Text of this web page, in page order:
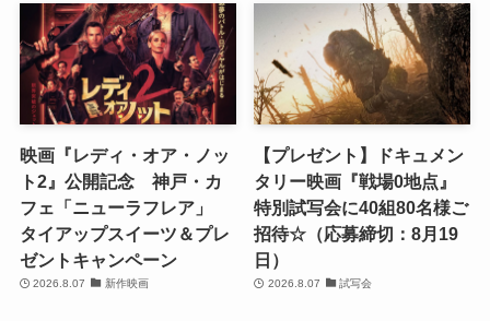
映画『レディ・オア・ノッ
ト2』公開記念 神戸・カ
フェ「ニューラフレア」
タイアップスイーツ＆プレ
ゼントキャンペーン
2026.8.07 新作映画
【プレゼント】ドキュメン
タリー映画『戦場0地点』
特別試写会に40組80名様ご
招待☆（応募締切：8月19
日）
2026.8.07 試写会